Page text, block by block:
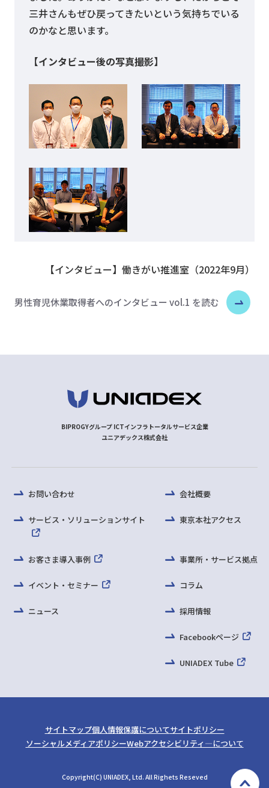
三井さんもぜひ戻ってきたいという気持ちでいる
のかなと思います。
【インタビュー後の写真撮影】
【インタビュー】働きがい推進室（2022年9月）
男性育児休業取得者へのインタビュー vol.1 を読む
BIPROGYグループ ICTインフラトータルサービス企業
ユニアデックス株式会社
お問い合わせ
サービス・ソリューションサイト
お客さま導入事例
イベント・セミナー
ニュース
会社概要
東京本社アクセス
事業所・サービス拠点
コラム
採用情報
Facebookページ
UNIADEX Tube
サイトマップ個人情報保護についてサイトポリシー
ソーシャルメディアポリシーWebアクセシビリティ—について
Copyright(C) UNIADEX, Ltd. All Righets Reseved